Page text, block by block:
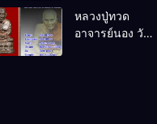
พ.ศ.2512
หลวงปู่ทวด
อาจารย์นอง วัด